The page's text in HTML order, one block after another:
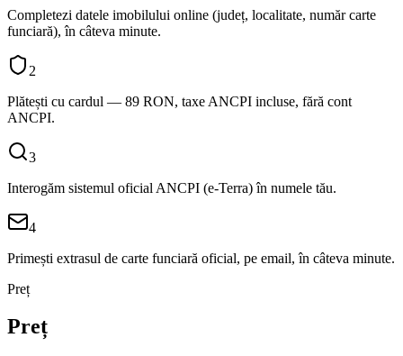
Completezi datele imobilului online (județ, localitate, număr carte
funciară), în câteva minute.
2
Plătești cu cardul — 89 RON, taxe ANCPI incluse, fără cont
ANCPI.
3
Interogăm sistemul oficial ANCPI (e-Terra) în numele tău.
4
Primești extrasul de carte funciară oficial, pe email, în câteva minute.
Preț
Preț